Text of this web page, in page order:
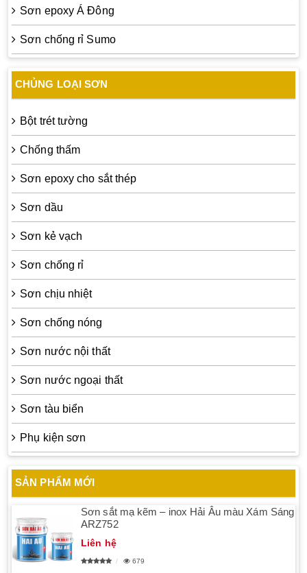
Sơn epoxy Á Đông
Sơn chống rỉ Sumo
CHỦNG LOẠI SƠN
Bột trét tường
Chống thấm
Sơn epoxy cho sắt thép
Sơn dầu
Sơn kẻ vạch
Sơn chống rỉ
Sơn chịu nhiệt
Sơn chống nóng
Sơn nước nội thất
Sơn nước ngoại thất
Sơn tàu biển
Phụ kiện sơn
SẢN PHẨM MỚI
Sơn sắt mạ kẽm – inox Hải Âu màu Xám Sáng
ARZ752
Liên hệ
679